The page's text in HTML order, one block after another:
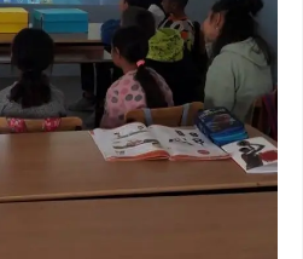
ПРИ КАТАСТРОФИ
НА ООЦК
СТАНИЦА ВОДНО
И ДЕЈСТВУВАЊЕ ПРИ КАТАСТРОФИ
СО ЈАВНОСТ